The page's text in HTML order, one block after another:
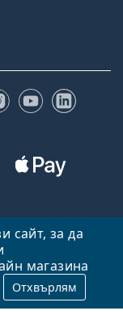
сайт, за да
магазина
Отхвърлям
Instagram
YouTube
Нагоре
Lentiamo s.r.o.,
на 18 години.